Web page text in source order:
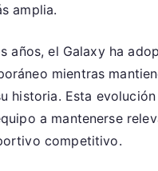
amplia.
años, el Galaxy ha
mientras
historia. Esta
a mantenerse
competitivo.